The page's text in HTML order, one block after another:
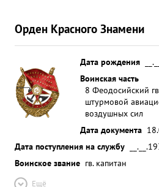
Орден Красного Знамени
Дата рождения
Воинская часть
8 Феодосийский
штурмовой
воздушных сил
Дата документа
Дата поступления на службу
Воинское звание гв. капитан
Ещё